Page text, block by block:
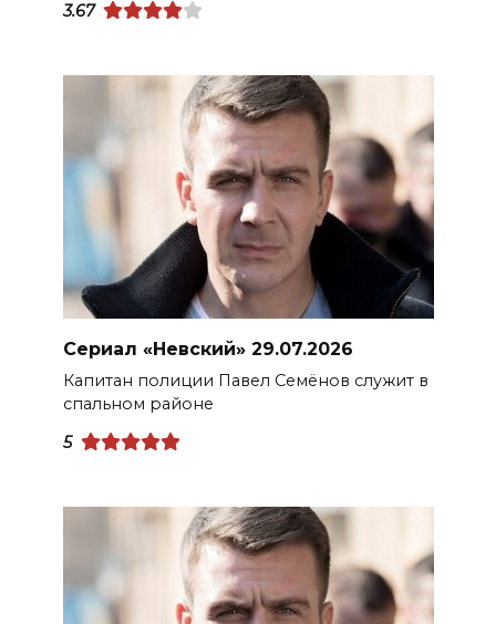
3.67
Сериал «Невский» 29.07.2026
Капитан полиции Павел Семёнов служит в
спальном районе
5